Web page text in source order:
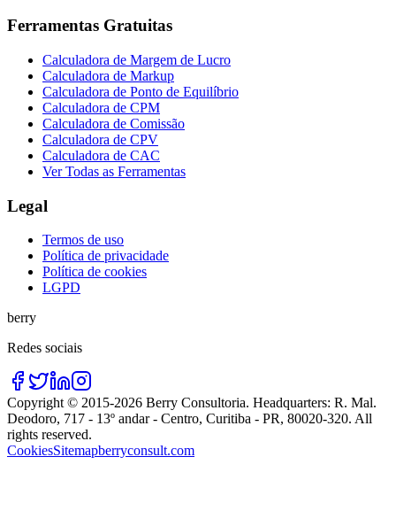
Ferramentas Gratuitas
Calculadora de Margem de Lucro
Calculadora de Markup
Calculadora de Ponto de Equilíbrio
Calculadora de CPM
Calculadora de Comissão
Calculadora de CPV
Calculadora de CAC
Ver Todas as Ferramentas
Legal
Termos de uso
Política de privacidade
Política de cookies
LGPD
berry
Redes sociais
Copyright © 2015-2026 Berry Consultoria. Headquarters: R. Mal.
Deodoro, 717 - 13º andar - Centro, Curitiba - PR, 80020-320. All
rights reserved.
CookiesSitemapberryconsult.com